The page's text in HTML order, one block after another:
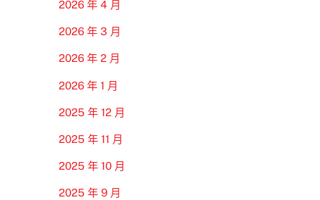
2026 年 4 月
2026 年 3 月
2026 年 2 月
2026 年 1 月
2025 年 12 月
2025 年 11 月
2025 年 10 月
2025 年 9 月